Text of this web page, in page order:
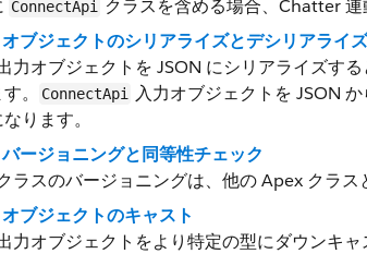
ConnectApi
クラスを含める場合、Chatter 連
ブジェクトのシリアライズとデシリアライズ
力オブジェクトを JSON にシリアライズす
。
ConnectApi
入力オブジェクトを JSON
ります。
ージョニングと同等性チェック
ラスのバージョニングは、他の Apex クラス
ブジェクトのキャスト
力オブジェクトをより特定の型にダウンキャ